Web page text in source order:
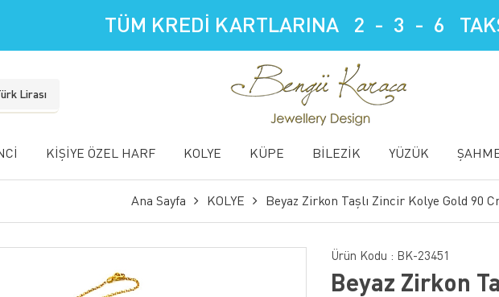
TÜM KREDİ KARTLARINA 2 - 3 - 6
Lirası
KİŞİYE ÖZEL HARF KOLYE KÜPE BİLEZİK YÜZÜK
Ana Sayfa KOLYE Beyaz Zirkon Taşlı Zincir Kolye Gold 90
Ürün Kodu : BK-23451
Beyaz Zirkon